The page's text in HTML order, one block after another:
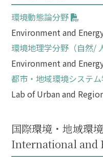
環境動態論分野
Environment and
環境地理学分野（自然/
Environment and
都市・地域環境システ
Lab of Urban and
国際環境・地域環
International and